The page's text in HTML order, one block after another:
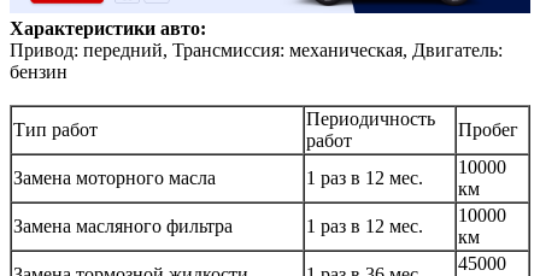
Характеристики авто:
Привод: передний, Трансмиссия: механическая, Двигатель:
бензин
Тип работ
Периодичность
работ
Пробег
Замена моторного масла 1 раз в 12 мес.
10000
км
Замена масляного фильтра
1 раз в 12 мес.
10000
км
45000